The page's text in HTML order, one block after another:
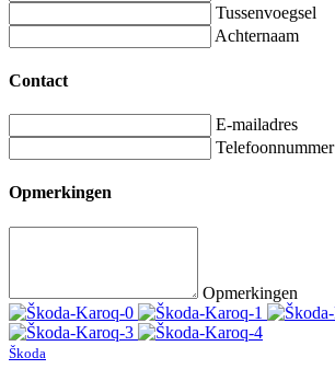
Tussenvoegsel
Achternaam
Contact
E-mailadres
Telefoonnummer
Opmerkingen
Opmerkingen
Škoda